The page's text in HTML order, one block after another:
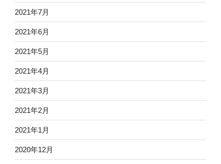
2021年7月
2021年6月
2021年5月
2021年4月
2021年3月
2021年2月
2021年1月
2020年12月